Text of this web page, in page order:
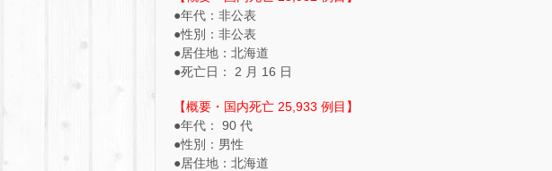
●年代：非公表
●性別：非公表
●居住地：北海道
●死亡日： 2 月 16 日
【概要・国内死亡 25,933 例目】
●年代： 90 代
●性別：男性
●居住地：北海道